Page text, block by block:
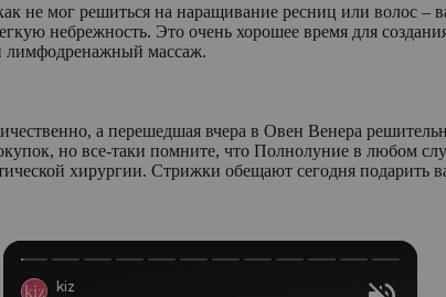
не мог решиться на наращивание ресниц или волос
небрежность. Это очень хорошее время для
лимфодренажный массаж.
а перешедшая вчера в Овен Венера
но все-таки помните, что Полнолуние в любом
хирургии. Стрижки обещают сегодня подарить